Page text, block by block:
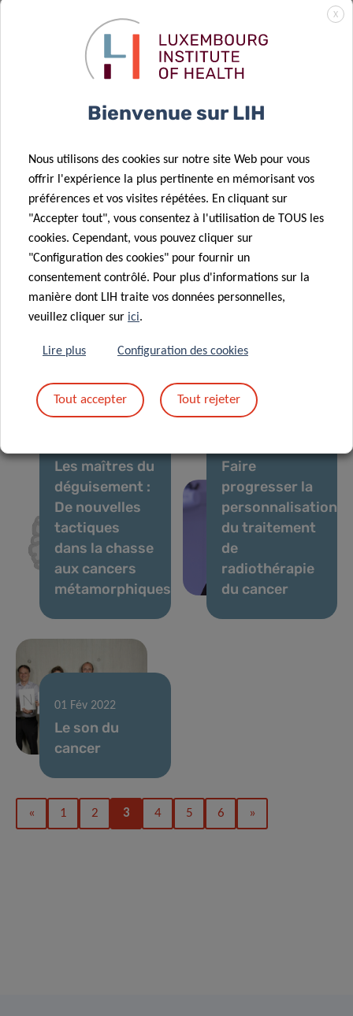
Le retour des
Modules de
Formation
(MFD)
18 Mai 2022
L’avenir de la
santé
28 Mar 2022
Voice continue
de se
développer
Think Pink Lux
« Prix Marian
Aldred »
chercheurs du
LIH
Faire la
lumière sur le
21 Fév 2022
bourse
recherche
translationnelle
Les maîtres du
déguisement :
De nouvelles
tactiques
dans la chasse
aux cancers
métamorphiques
Faire
progresser la
personnalisation
du traitement
de
radiothérapie
du cancer
01 Fév 2022
Le son du
cancer
« 1 2 3 4 5 6 »
X
Bienvenue sur LIH
Nous utilisons des cookies sur notre site Web pour vous
offrir l'expérience la plus pertinente en mémorisant vos
préférences et vos visites répétées. En cliquant sur
"Accepter tout", vous consentez à l'utilisation de TOUS les
cookies. Cependant, vous pouvez cliquer sur
"Configuration des cookies" pour fournir un
consentement contrôlé. Pour plus d'informations sur la
manière dont LIH traite vos données personnelles,
veuillez cliquer sur ici.
Lire plus Configuration des cookies
Tout accepter Tout rejeter